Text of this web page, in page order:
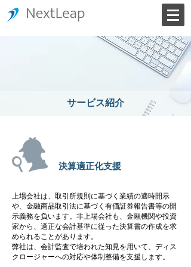
サービス紹介
上場会社は、取引所規則に基づく業績の適時開示
や、金融商品取引法に基づく有価証券報告書等の開
示義務を負います。非上場会社も、金融機関や投資
家から、適正な会計基準に従った決算書の作成を求
められることがあります。
弊社は、会計監査で培われた知見を用いて、ディス
クロージャーへの対応や体制整備を支援します。
決算適正化支援